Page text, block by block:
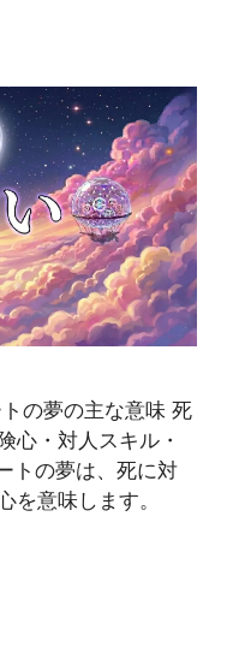
夢の主な意味 死
心・対人スキル・
トの夢は、死に対
を意味します。